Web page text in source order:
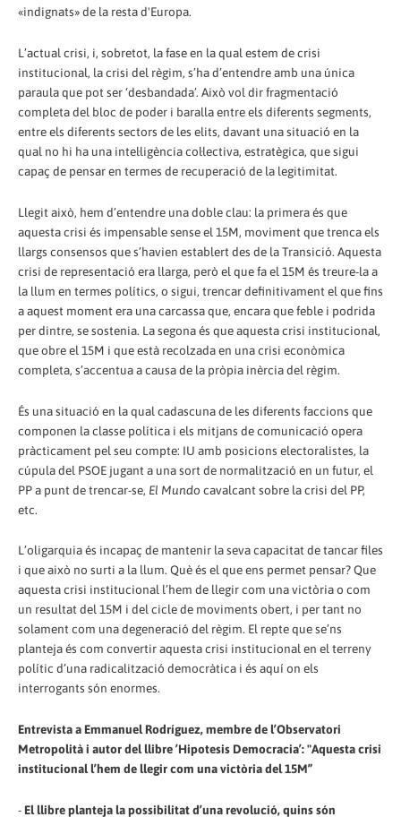
«indignats» de la resta d'Europa.
L’actual crisi, i, sobretot, la fase en la qual estem de crisi
institucional, la crisi del règim, s’ha d’entendre amb una única
paraula que pot ser ‘desbandada’. Això vol dir fragmentació
completa del bloc de poder i baralla entre els diferents segments,
entre els diferents sectors de les elits, davant una situació en la
qual no hi ha una intel·ligència col·lectiva, estratègica, que sigui
capaç de pensar en termes de recuperació de la legitimitat.
Llegit això, hem d’entendre una doble clau: la primera és que
aquesta crisi és impensable sense el 15M, moviment que trenca els
llargs consensos que s’havien establert des de la Transició. Aquesta
crisi de representació era llarga, però el que fa el 15M és treure-la a
la llum en termes polítics, o sigui, trencar definitivament el que fins
a aquest moment era una carcassa que, encara que feble i podrida
per dintre, se sostenia. La segona és que aquesta crisi institucional,
que obre el 15M i que està recolzada en una crisi econòmica
completa, s’accentua a causa de la pròpia inèrcia del règim.
És una situació en la qual cadascuna de les diferents faccions que
componen la classe política i els mitjans de comunicació opera
pràcticament pel seu compte: IU amb posicions electoralistes, la
cúpula del PSOE jugant a una sort de normalització en un futur, el
PP a punt de trencar-se, El Mundo cavalcant sobre la crisi del PP,
etc.
L’oligarquia és incapaç de mantenir la seva capacitat de tancar files
i que això no surti a la llum. Què és el que ens permet pensar? Que
aquesta crisi institucional l’hem de llegir com una victòria o com
un resultat del 15M i del cicle de moviments obert, i per tant no
solament com una degeneració del règim. El repte que se’ns
planteja és com convertir aquesta crisi institucional en el terreny
polític d’una radicalització democràtica i és aquí on els
interrogants són enormes.
Entrevista a Emmanuel Rodríguez, membre de l’Observatori
Metropolità i autor del llibre ’Hipotesis Democracia’: "Aquesta crisi
institucional l’hem de llegir com una victòria del 15M”
- El llibre planteja la possibilitat d’una revolució, quins són